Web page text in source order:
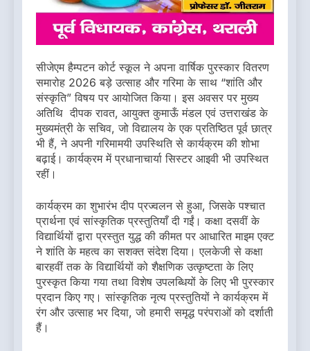
सीजेएम हैम्पटन कोर्ट स्कूल ने अपना वार्षिक पुरस्कार वितरण
समारोह 2026 बड़े उत्साह और गरिमा के साथ “शांति और
संस्कृति” विषय पर आयोजित किया। इस अवसर पर मुख्य
अतिथि दीपक रावत, आयुक्त कुमाऊँ मंडल एवं उत्तराखंड के
मुख्यमंत्री के सचिव, जो विद्यालय के एक प्रतिष्ठित पूर्व छात्र
भी हैं, ने अपनी गरिमामयी उपस्थिति से कार्यक्रम की शोभा
बढ़ाई। कार्यक्रम में प्रधानाचार्या सिस्टर आइवी भी उपस्थित
रहीं।
कार्यक्रम का शुभारंभ दीप प्रज्वलन से हुआ, जिसके पश्चात
प्रार्थना एवं सांस्कृतिक प्रस्तुतियाँ दी गईं। कक्षा दसवीं के
विद्यार्थियों द्वारा प्रस्तुत युद्ध की कीमत पर आधारित माइम एक्ट
ने शांति के महत्व का सशक्त संदेश दिया। एलकेजी से कक्षा
बारहवीं तक के विद्यार्थियों को शैक्षणिक उत्कृष्टता के लिए
पुरस्कृत किया गया तथा विशेष उपलब्धियों के लिए भी पुरस्कार
प्रदान किए गए। सांस्कृतिक नृत्य प्रस्तुतियों ने कार्यक्रम में
रंग और उत्साह भर दिया, जो हमारी समृद्ध परंपराओं को दर्शाती
हैं।